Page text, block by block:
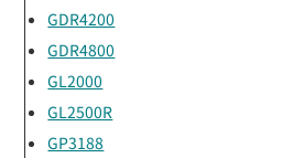
GDR4200
GDR4800
GL2000
GL2500R
GP3188